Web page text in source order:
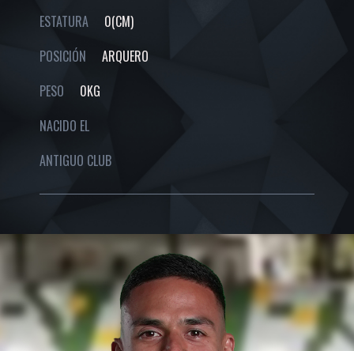
ESTATURA
0(CM)
POSICIÓN
ARQUERO
PESO
0KG
NACIDO EL
ANTIGUO CLUB